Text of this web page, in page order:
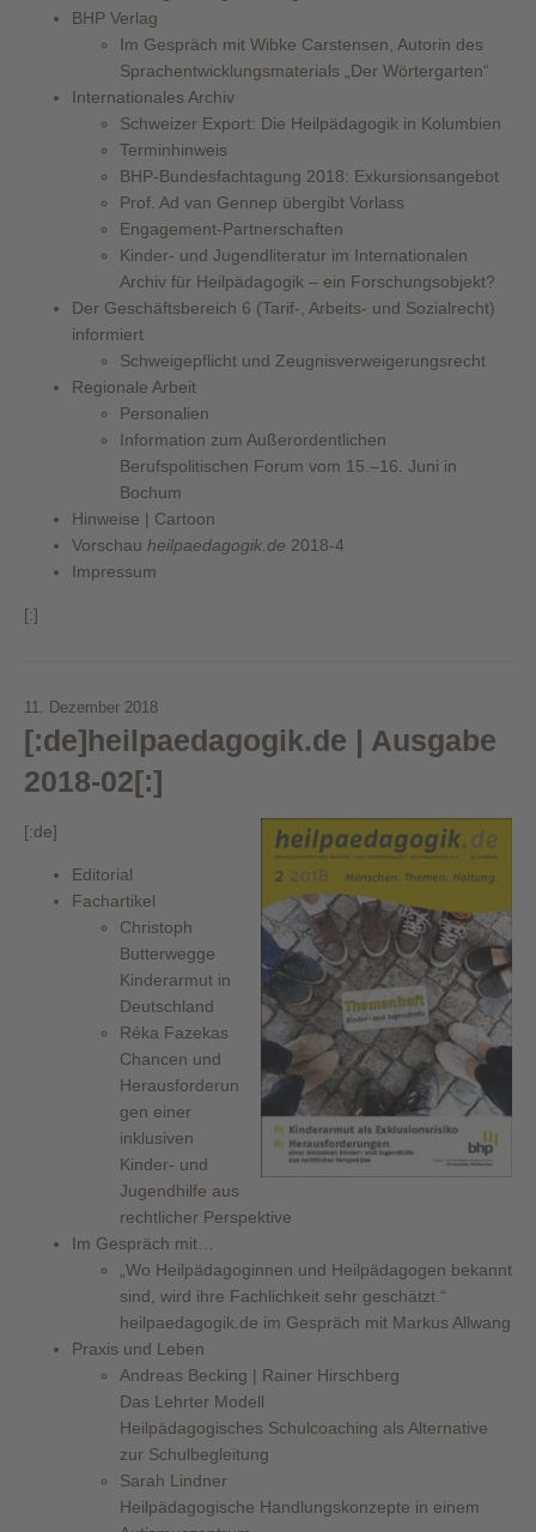
BHP Verlag
Im Gespräch mit Wibke Carstensen, Autorin des
Sprachentwicklungsmaterials „Der Wörtergarten“
Internationales Archiv
Schweizer Export: Die Heilpädagogik in Kolumbien
Terminhinweis
BHP-Bundesfachtagung 2018: Exkursionsangebot
Prof. Ad van Gennep übergibt Vorlass
Engagement-Partnerschaften
Kinder- und Jugendliteratur im Internationalen
Archiv für Heilpädagogik – ein Forschungsobjekt?
Der Geschäftsbereich 6 (Tarif-, Arbeits- und Sozialrecht)
informiert
Schweigepflicht und Zeugnisverweigerungsrecht
Regionale Arbeit
Personalien
Information zum Außerordentlichen
Berufspolitischen Forum vom 15.–16. Juni in
Bochum
Hinweise | Cartoon
Vorschau heilpaedagogik.de 2018-4
Impressum
[:]
11. Dezember 2018
[:de]heilpaedagogik.de | Ausgabe
2018-02[:]
[:de]
Editorial
Fachartikel
Christoph
Butterwegge
Kinderarmut in
Deutschland
Réka Fazekas
Chancen und
Herausforderun
gen einer
inklusiven
Kinder- und
Jugendhilfe aus
rechtlicher Perspektive
Im Gespräch mit…
„Wo Heilpädagoginnen und Heilpädagogen bekannt
sind, wird ihre Fachlichkeit sehr geschätzt.“
heilpaedagogik.de im Gespräch mit Markus Allwang
Praxis und Leben
Andreas Becking | Rainer Hirschberg
Das Lehrter Modell
Heilpädagogisches Schulcoaching als Alternative
zur Schulbegleitung
Sarah Lindner
Heilpädagogische Handlungskonzepte in einem